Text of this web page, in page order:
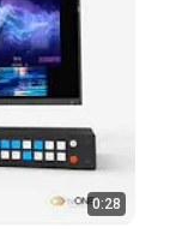
0:28